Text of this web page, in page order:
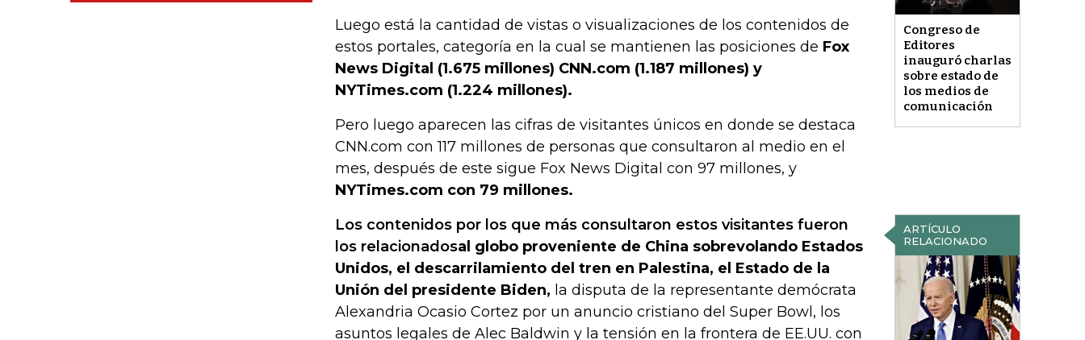
Congreso de
Editores
inauguró charlas
sobre estado de
los medios de
comunicación
Luego está la cantidad de vistas o visualizaciones de los contenidos de
estos portales, categoría en la cual se mantienen las posiciones de Fox
News Digital (1.675 millones) CNN.com (1.187 millones) y
NYTimes.com (1.224 millones).
Pero luego aparecen las cifras de visitantes únicos en donde se destaca
CNN.com con 117 millones de personas que consultaron al medio en el
mes, después de este sigue Fox News Digital con 97 millones, y
NYTimes.com con 79 millones.
ARTÍCULO
RELACIONADO
Los contenidos por los que más consultaron estos visitantes fueron
los relacionadosal globo proveniente de China sobrevolando Estados
Unidos, el descarrilamiento del tren en Palestina, el Estado de la
Unión del presidente Biden, la disputa de la representante demócrata
Alexandria Ocasio Cortez por un anuncio cristiano del Super Bowl, los
asuntos legales de Alec Baldwin y la tensión en la frontera de EE.UU. con